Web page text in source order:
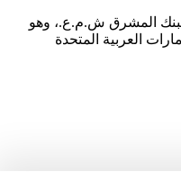
لبنك المشرق ش.م.ع.، وهو
العربية المتحدة